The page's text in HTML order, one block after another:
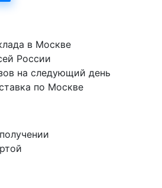
в Москве
России
на следующий день
по Москве